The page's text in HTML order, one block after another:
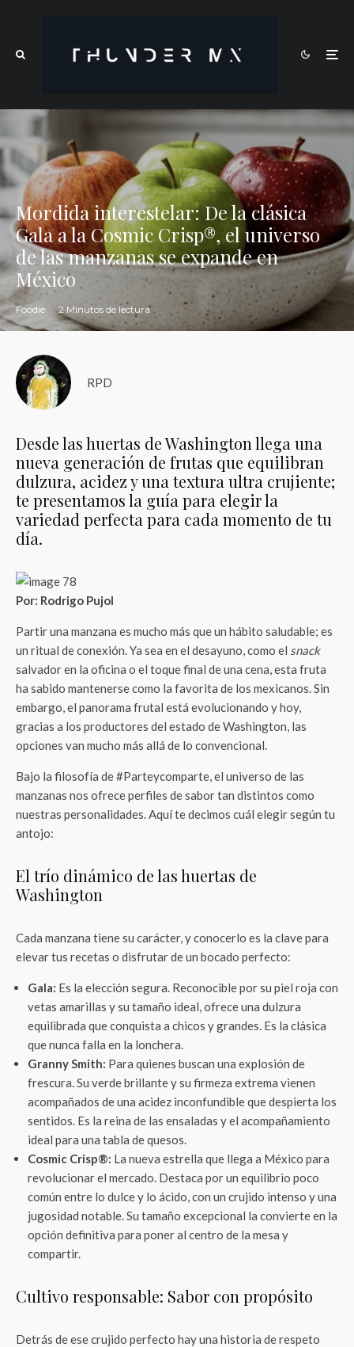
Mordida interestelar: De la clásica
Gala a la Cosmic Crisp®, el universo
de las manzanas se expande en
México
Foodie · 2 Minutos de lectura
RPD
Desde las huertas de Washington llega una
nueva generación de frutas que equilibran
dulzura, acidez y una textura ultra crujiente;
te presentamos la guía para elegir la
variedad perfecta para cada momento de tu
día.
Por: Rodrigo Pujol
Partir una manzana es mucho más que un hábito saludable; es
un ritual de conexión. Ya sea en el desayuno, como el snack
salvador en la oficina o el toque final de una cena, esta fruta
ha sabido mantenerse como la favorita de los mexicanos. Sin
embargo, el panorama frutal está evolucionando y hoy,
gracias a los productores del estado de Washington, las
opciones van mucho más allá de lo convencional.
Bajo la filosofía de #Parteycomparte, el universo de las
manzanas nos ofrece perfiles de sabor tan distintos como
nuestras personalidades. Aquí te decimos cuál elegir según tu
antojo:
El trío dinámico de las huertas de
Washington
Cada manzana tiene su carácter, y conocerlo es la clave para
elevar tus recetas o disfrutar de un bocado perfecto:
Gala: Es la elección segura. Reconocible por su piel roja con
vetas amarillas y su tamaño ideal, ofrece una dulzura
equilibrada que conquista a chicos y grandes. Es la clásica
que nunca falla en la lonchera.
Granny Smith: Para quienes buscan una explosión de
frescura. Su verde brillante y su firmeza extrema vienen
acompañados de una acidez inconfundible que despierta los
sentidos. Es la reina de las ensaladas y el acompañamiento
ideal para una tabla de quesos.
Cosmic Crisp®: La nueva estrella que llega a México para
revolucionar el mercado. Destaca por un equilibrio poco
común entre lo dulce y lo ácido, con un crujido intenso y una
jugosidad notable. Su tamaño excepcional la convierte en la
opción definitiva para poner al centro de la mesa y
compartir.
Cultivo responsable: Sabor con propósito
Detrás de ese crujido perfecto hay una historia de respeto